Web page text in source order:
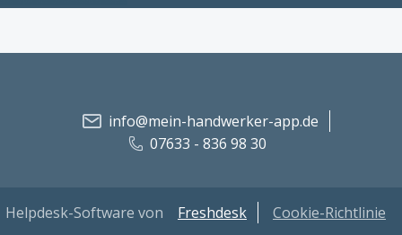
info@mein-handwerker-app.de
07633 - 836 98 30
Helpdesk-Software von Freshdesk Cookie-Richtlinie